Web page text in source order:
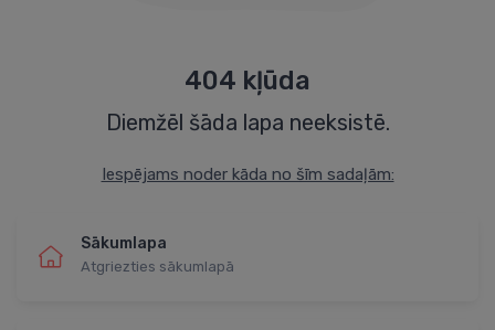
404 kļūda
Diemžēl šāda lapa neeksistē.
Iespējams noder kāda no šīm sadaļām:
Sākumlapa
Atgriezties sākumlapā